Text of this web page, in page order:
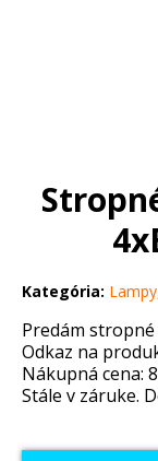
Kategória:
Predám stropné
Odkaz na
Nákupná cena:
Stále v záruke.